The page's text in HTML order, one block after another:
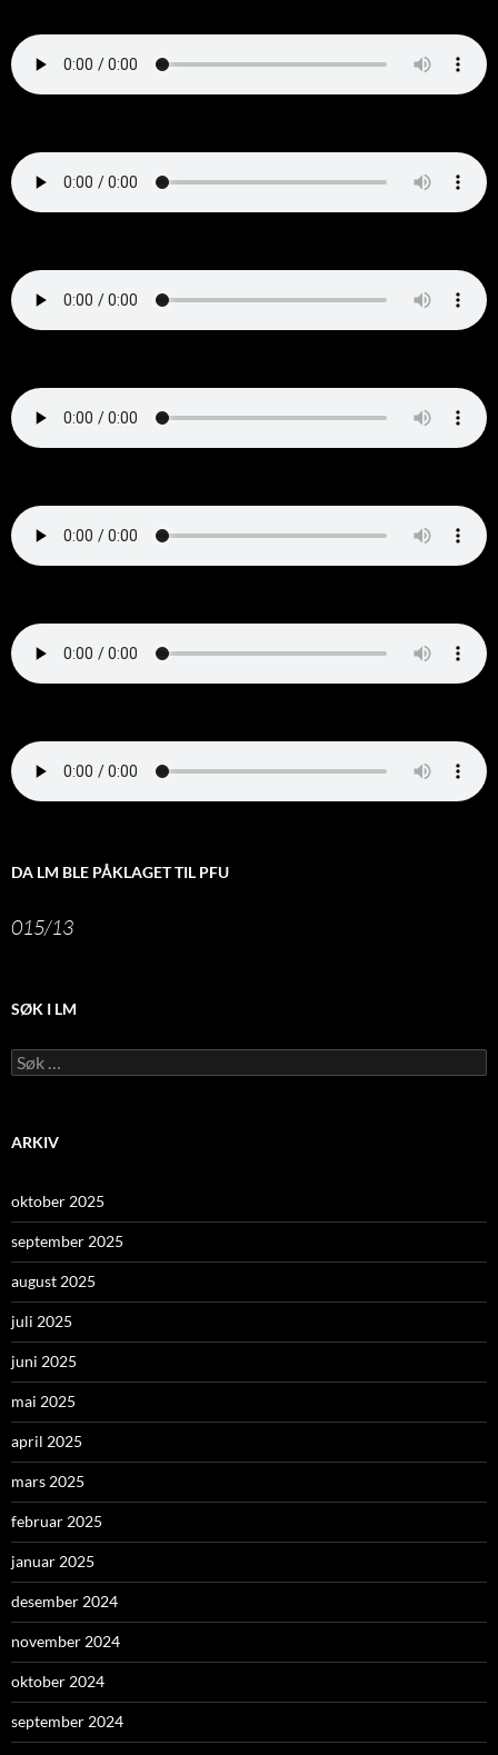
DA LM BLE PÅKLAGET TIL PFU
015/13
SØK I LM
Leit
etter:
ARKIV
oktober 2025
september 2025
august 2025
juli 2025
juni 2025
mai 2025
april 2025
mars 2025
februar 2025
januar 2025
desember 2024
november 2024
oktober 2024
september 2024